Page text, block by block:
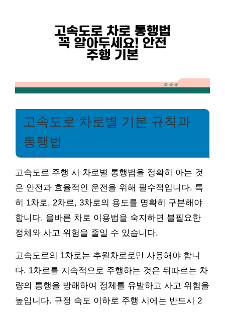
고속도로 차로별 기본 규칙과
통행법
고속도로 주행 시 차로별 통행법을 정확히 아는 것
은 안전과 효율적인 운전을 위해 필수적입니다. 특
히 1차로, 2차로, 3차로의 용도를 명확히 구분해야
합니다. 올바른 차로 이용법을 숙지하면 불필요한
정체와 사고 위험을 줄일 수 있습니다.
고속도로의 1차로는 추월차로로만 사용해야 합니
다. 1차로를 지속적으로 주행하는 것은 뒤따르는 차
량의 통행을 방해하여 정체를 유발하고 사고 위험을
높입니다. 규정 속도 이하로 주행 시에는 반드시 2